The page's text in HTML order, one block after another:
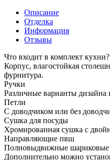
Описание
Отделка
Информация
Отзывы
Что входит в комплект кухни?
Корпус, влагостойкая
фурнитура.
Ручки
Различные варианты дизайна
Петли
С доводчиком или без
Сушка для посуды
Хромированная сушка с
Направляющие пвш
Полновыдвижные шариковые
Дополнительно можно